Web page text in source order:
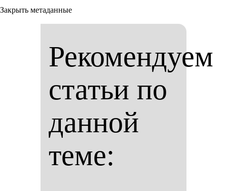
Закрыть метаданные
Рекомендуем
статьи по
данной
теме: